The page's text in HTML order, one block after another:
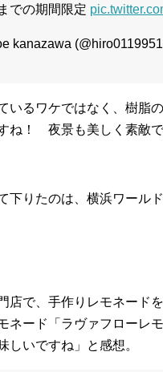
での期間限定
kanazawa
いるワケではなく、樹脂
ね！ 夜景も美しく素敵で
下りたのは、横浜ワール
店で、手作りレモネード
ネード「ラヴァフローレ
しいですね」と感想。